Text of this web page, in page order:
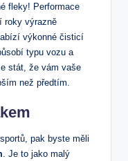
fleky! Performace
roky výrazně
výkonné čisticí
typu vozu a
stát, že vám vaše
než předtím.
pak byste měli
. Je to jako malý